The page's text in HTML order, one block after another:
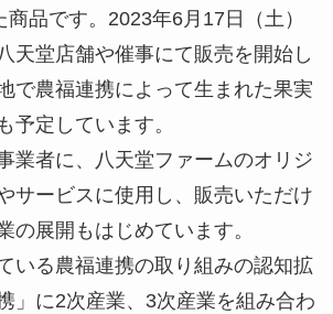
品です。2023年6月17日（土）
天堂店舗や催事にて販売を開始し
で農福連携によって生まれた果実
予定しています。
業者に、八天堂ファームのオリジ
サービスに使用し、販売いただけ
の展開もはじめています。
いる農福連携の取り組みの認知拡
」に2次産業、3次産業を組み合わ